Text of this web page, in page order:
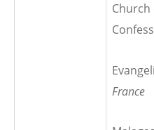
France